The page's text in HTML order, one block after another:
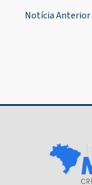
Navegação
Notícia Anterior